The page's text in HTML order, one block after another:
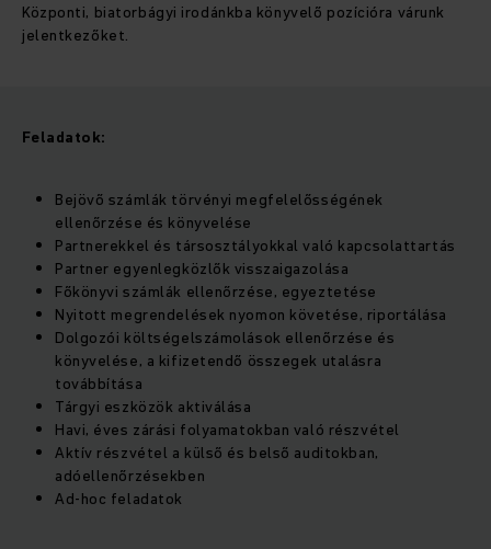
Központi, biatorbágyi irodánkba könyvelő pozícióra várunk
jelentkezőket.
Feladatok:
Bejövő számlák törvényi megfelelősségének
ellenőrzése és könyvelése
Partnerekkel és társosztályokkal való kapcsolattartás
Partner egyenlegközlők visszaigazolása
Főkönyvi számlák ellenőrzése, egyeztetése
Nyitott megrendelések nyomon követése, riportálása
Dolgozói költségelszámolások ellenőrzése és
könyvelése, a kifizetendő összegek utalásra
továbbítása
Tárgyi eszközök aktiválása
Havi, éves zárási folyamatokban való részvétel
Aktív részvétel a külső és belső auditokban,
adóellenőrzésekben
Ad-hoc feladatok